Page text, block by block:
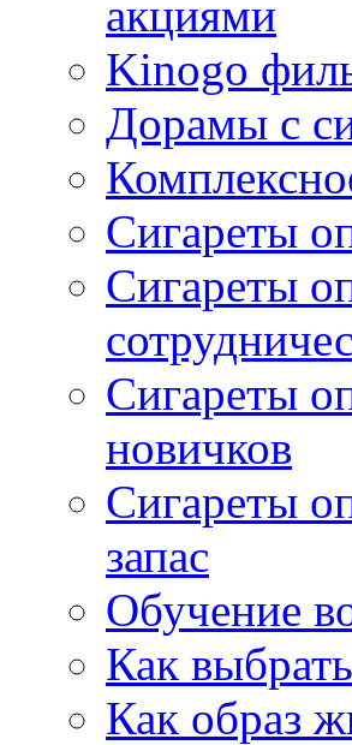
акциями
Kinogo
Дорамы с
Сигареты
Сигареты
Сигареты
новичков
Сигареты
запас
Обучение
Как
Как образ